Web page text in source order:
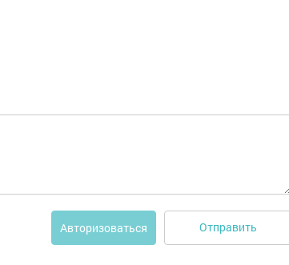
Авторизоваться Отправить